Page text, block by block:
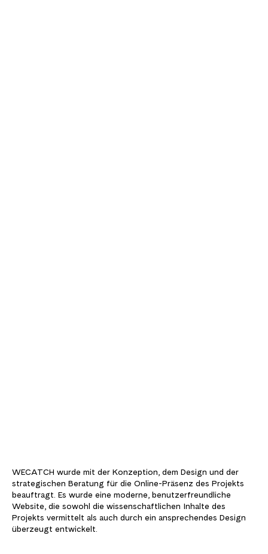
WECATCH wurde mit der Konzeption, dem Design und der
strategischen Beratung für die Online-Präsenz des Projekts
beauftragt. Es wurde eine moderne, benutzerfreundliche
Website, die sowohl die wissenschaftlichen Inhalte des
Projekts vermittelt als auch durch ein ansprechendes Design
überzeugt entwickelt.